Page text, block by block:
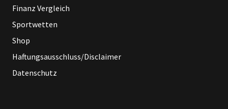
Finanz Vergleich
Sportwetten
Shop
Haftungsausschluss/Disclaimer
Datenschutz